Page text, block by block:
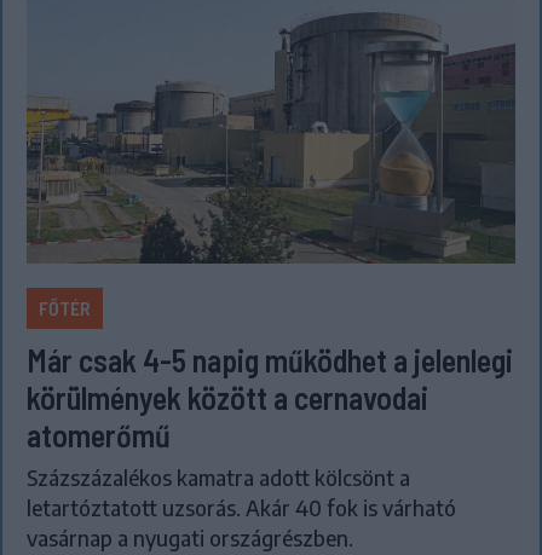
FŐTÉR
Már csak 4-5 napig működhet a jelenlegi
körülmények között a cernavodai
atomerőmű
Százszázalékos kamatra adott kölcsönt a
letartóztatott uzsorás. Akár 40 fok is várható
vasárnap a nyugati országrészben.